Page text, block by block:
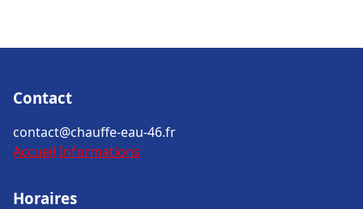
Contact
contact@chauffe-eau-46.fr
Accueil Informations
Horaires